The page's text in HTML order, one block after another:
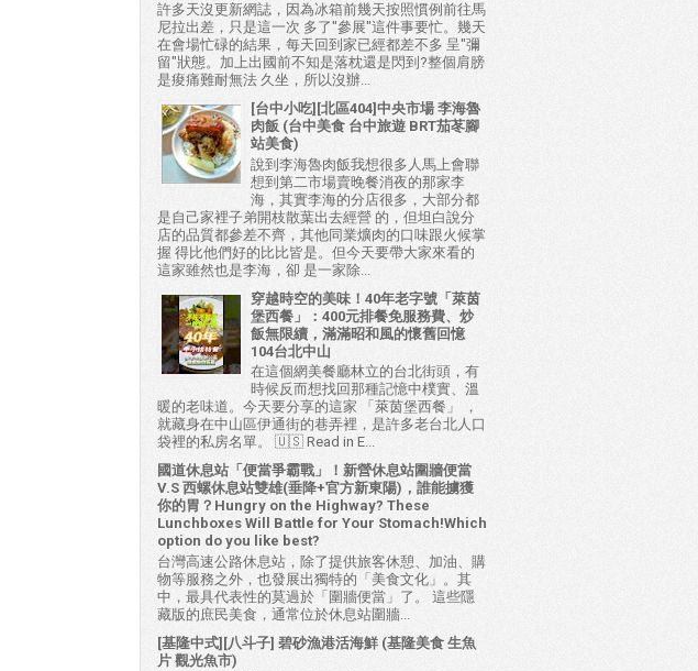
許多天沒更新網誌，因為冰箱前幾天按照慣例前往馬
尼拉出差，只是這一次 多了"參展"這件事要忙。幾天
在會場忙碌的結果，每天回到家已經都差不多 呈"彌
留"狀態。加上出國前不知是落枕還是閃到?整個肩膀
是痠痛難耐無法 久坐，所以沒辦...
[台中小吃][北區404]中央市場 李海魯
肉飯 (台中美食 台中旅遊 BRT茄苳腳
站美食)
說到李海魯肉飯我想很多人馬上會聯
想到第二市場賣晚餐消夜的那家李
海，其實李海的分店很多，大部分都
是自己家裡子弟開枝散葉出去經營 的，但坦白說分
店的品質都參差不齊，其他同業爌肉的口味跟火候掌
握 得比他們好的比比皆是。但今天要帶大家來看的
這家雖然也是李海，卻 是一家除...
穿越時空的美味！40年老字號「萊茵
堡西餐」：400元排餐免服務費、炒
飯無限續，滿滿昭和風的懷舊回憶
104台北中山
在這個網美餐廳林立的台北街頭，有
時候反而想找回那種記憶中樸實、溫
暖的老味道。今天要分享的這家 「萊茵堡西餐」 ，
就藏身在中山區伊通街的巷弄裡，是許多老台北人口
袋裡的私房名單。 🇺🇸 Read in E...
國道休息站「便當爭霸戰」！新營休息站圍牆便當
V.S 西螺休息站雙雄(垂降+官方新東陽)，誰能擄獲
你的胃？Hungry on the Highway? These
Lunchboxes Will Battle for Your Stomach!Which
option do you like best?
台灣高速公路休息站，除了提供旅客休憩、加油、購
物等服務之外，也發展出獨特的「美食文化」。其
中，最具代表性的莫過於「圍牆便當」了。 這些隱
藏版的庶民美食，通常位於休息站圍牆...
[基隆中式][八斗子] 碧砂漁港活海鮮 (基隆美食 生魚
片 觀光魚市)